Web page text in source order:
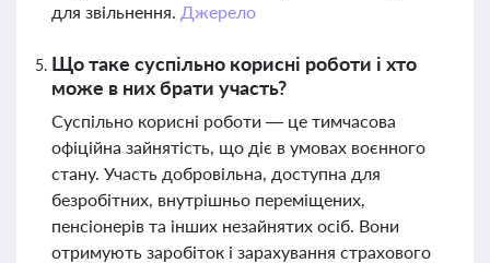
для звільнення. Джерело
Що таке суспільно корисні роботи і хто
може в них брати участь?
Суспільно корисні роботи — це тимчасова
офіційна зайнятість, що діє в умовах воєнного
стану. Участь добровільна, доступна для
безробітних, внутрішньо переміщених,
пенсіонерів та інших незайнятих осіб. Вони
отримують заробіток і зарахування страхового